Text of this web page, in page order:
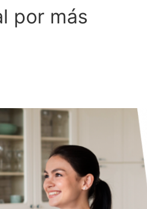
por más